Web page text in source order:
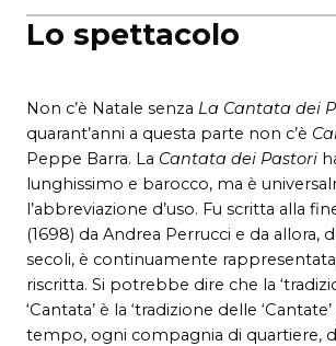
Lo spettacolo
Non c’è Natale senza La Cantata dei
quarant’anni a questa parte non c’è
Peppe Barra. La Cantata dei Pastori
lunghissimo e barocco, ma è
l’abbreviazione d’uso. Fu scritta alla
(1698) da Andrea Perrucci e da allora,
secoli, è continuamente
riscritta. Si potrebbe dire che la
‘Cantata’ è la ‘tradizione delle
tempo, ogni compagnia di quartiere,